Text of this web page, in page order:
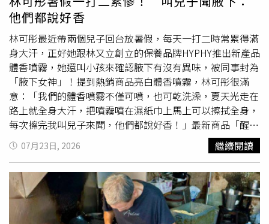
與家務，反觀她母親不用工作，家庭生活依然安穩，言談間
流露出對兩個家庭現況的比較與不平衡。這番話讓原PO當
場沉默。她表示，自己完全能理解男友心疼父親，也認同主
管不該羞辱員工，但真正應該譴責的是做出不當言行的人，
而不是把怨氣投射到另一個靠多年努力才改善生活的家庭。
她認為，每個家庭的人生際遇不同，不應因為眼前的不順
遂，就否定他人多年累積的成果。經過幾天沉澱後，原PO
決定向男友提出分手。她坦言，男友平時對她很好，交往多
年從未嫌棄她，也不曾因她家境較好就想占便宜，兩人相處
一直相當平順。然而，這次事件讓她發現，男友內心始終無
法真正接受別人透過努力獲得較好的生活，甚至在自己遭遇
挫折時，希望別人的生活不要比自己幸福，這樣的價值觀差
異，才是她決定放下這段感情的關鍵原因。貼文曝光後掀起
熱烈討論，不少網友留言表示，「很多人只看見別人今天過
得好，卻沒看到背後付出的代價」、「你爸爸享受的是努力
率，不足部分由國庫補足。此外，條文也開放法定代理人、
最近親屬及法定代理人的雇主，可依規定存入自存款或企業
贊助款，其中企業每年最高可提撥5萬元，並保留相關獎勵
及免稅措施由中央主管機關訂定；至於原草案規劃的自存款
租稅優惠，引發民進黨團質疑違反租稅公平等因素，三讀時
已刪除。至於兒少成長津貼專戶，則比照行政院規劃方向，
未滿7歲每年撥入6萬元、7歲至18歲每年撥入3萬元，可依
規定隨時動支；若發生遺棄、虐待、疏於教養等情形，法院
得裁定停止父母或相關人員支配專戶權利，主管機關並得追
回已動支款項，以保障兒少權益。
他們都說好香
林可彤最近帶兩個兒子回台放暑假，每天一打二時常累得滿
身大汗，正好她跟林又立創立的保養品牌HYPHY推出新產品
體香噴霧，她還叫小孩來確認腋下有沒有異味，被同事封為
「腋下女神」！提到熱銷商品亮白體香噴霧，林可彤很滿
意：「我們的體香噴霧不僅可噴，也可乾洗澡，夏天光走在
路上就全身大汗，把噴霧噴在濕紙巾上馬上可以擦拭全身，
每次擦完我叫兒子來聞，他們都說好香！」最新商品「醒膚
磨砂沐浴露」，則是想把每天喝黑咖啡的概念，變成洗澡時
送給肌膚的第一杯。林可彤說：「我們每天刷牙、洗臉，卻
很少有人真正每天照顧身體肌膚，老廢角質日復一日累積，
保養品也越來越難吸收，所以肌膚需要的，不是偶爾一次的
大保養，而是每天都能完成醒膚儀式。」HYPHY迎來9週
年，林可彤日前在調香活動上提到
創業心情，忍不住落淚，
07月23日, 2026 繼續閱讀